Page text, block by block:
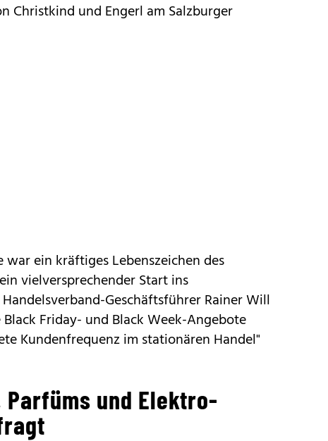
Christkind und Engerl am Salzburger
ein kräftiges Lebenszeichen des
vielversprechender Start ins
Geschäftsführer Rainer Will
Friday- und Black Week-Angebote
Kundenfrequenz im stationären Handel"
Parfüms und Elektro-